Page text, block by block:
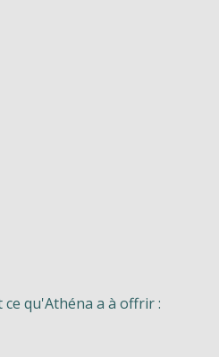
qu'Athéna a à offrir :